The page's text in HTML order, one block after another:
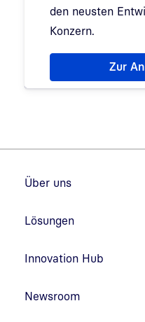
den neusten
Konzern.
Hinweis: Dialog
Zur
Über uns
Lösungen
Innovation Hub
Newsroom